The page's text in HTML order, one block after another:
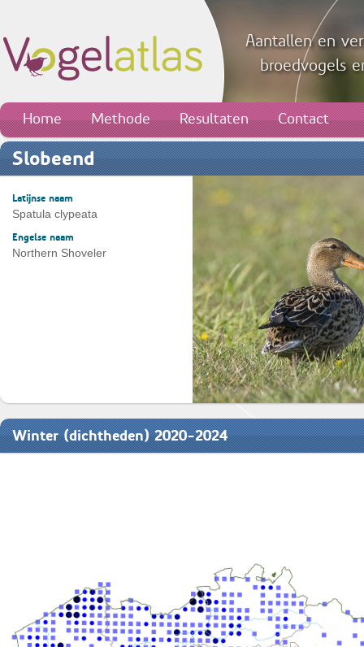
Aantallen en
broedvogels
Home Methode Resultaten Contact
Slobeend
Latijnse naam
Spatula clypeata
Engelse naam
Northern Shoveler
Winter (dichtheden) 2020-2024